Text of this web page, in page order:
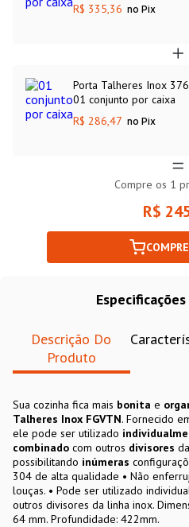
R$ 335,36 no Pix
Porta Talheres Inox
01 conjunto por caixa
R$ 286,47 no Pix
Compre os 1
R$
Descrição Do
Produto
Sua cozinha fica mais bonita e
Talheres Inox FGVTN. Fornecido
ele pode ser utilizado
combinado com outros divisores
possibilitando inúmeras
304 de alta qualidade • Não
louças. • Pode ser utilizado
outros divisores da linha inox.
64 mm. Profundidade: 422mm.